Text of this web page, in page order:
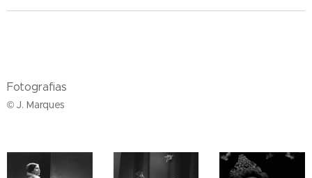
Fotografias
© J. Marques